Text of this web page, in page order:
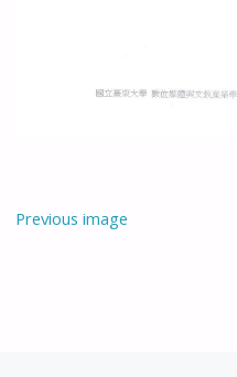
Previous image